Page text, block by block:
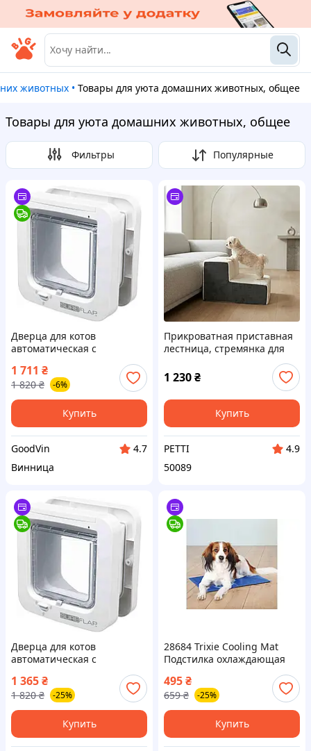
животных • Товары для уюта домашних животных, общее
Товары для уюта домашних животных, общее
Фильтры Популярные
Дверца для котов
автоматическая с
микрочипа SureFlap
Microchip Cat Flap белая,
умная врезная дверь для
кота с RFID
1 711 ₴
1 820 ₴ -6%
Купить
GoodVin
4.7
Винница
Прикроватная приставная
лестница, стремянка для
1 230₴
Купить
PETTI
4.9
50089
Дверца для котов
автоматическая с
микрочипа SureFlap
Microchip Cat Flap белая,
умная врезная дверь для
кота с RFID
1 365₴
1 820 ₴ -25%
Купить
28684 Trixie Cooling Mat
Подстилка охлаждающая
495₴
659 ₴ -25%
Купить